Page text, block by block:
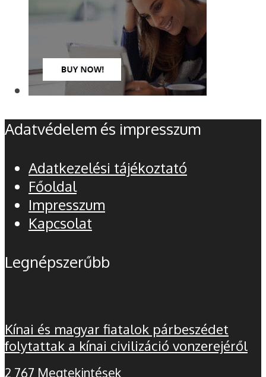
Adatvédelem és impresszum
Adatkezelési tájékoztató
Főoldal
Impresszum
Kapcsolat
Legnépszerűbb
Kínai és magyar fiatalok párbeszédet
folytattak a kínai civilizáció vonzerejéről
2 767 Megtekintések